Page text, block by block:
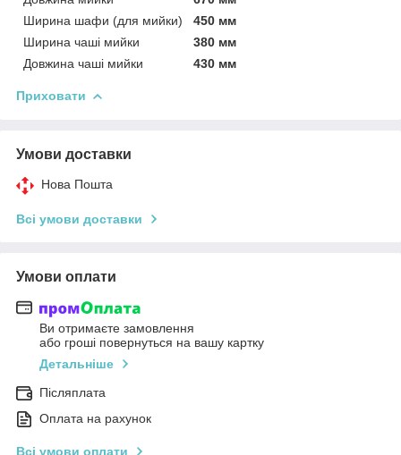
Ширина шафи (для мийки)
450 мм
Ширина чаші мийки
380 мм
Довжина чаші мийки
430 мм
Приховати
Умови доставки
Нова Пошта
Всі умови доставки
Умови оплати
Ви отримаєте замовлення
або гроші повернуться на вашу картку
Детальніше
Післяплата
Оплата на рахунок
Всі умови оплати